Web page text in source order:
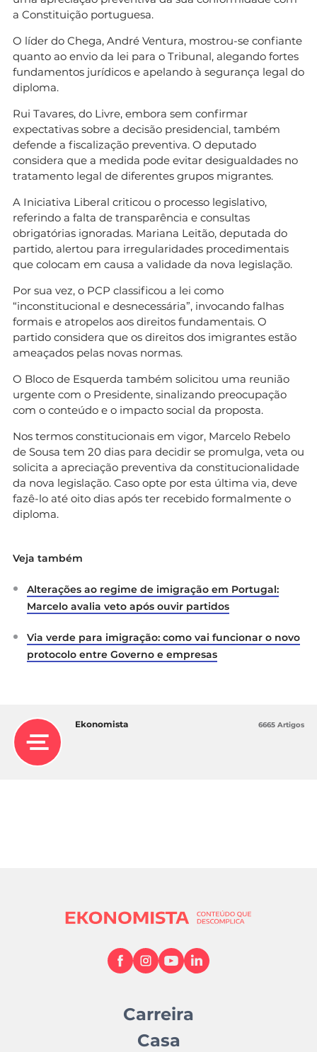
a Constituição portuguesa.
O líder do Chega, André Ventura, mostrou-se confiante
quanto ao envio da lei para o Tribunal, alegando fortes
fundamentos jurídicos e apelando à segurança legal do
diploma.
Rui Tavares, do Livre, embora sem confirmar
expectativas sobre a decisão presidencial, também
defende a fiscalização preventiva. O deputado
considera que a medida pode evitar desigualdades no
tratamento legal de diferentes grupos migrantes.
A Iniciativa Liberal criticou o processo legislativo,
referindo a falta de transparência e consultas
obrigatórias ignoradas. Mariana Leitão, deputada do
partido, alertou para irregularidades procedimentais
que colocam em causa a validade da nova legislação.
Por sua vez, o PCP classificou a lei como
“inconstitucional e desnecessária”, invocando falhas
formais e atropelos aos direitos fundamentais. O
partido considera que os direitos dos imigrantes estão
ameaçados pelas novas normas.
O Bloco de Esquerda também solicitou uma reunião
urgente com o Presidente, sinalizando preocupação
com o conteúdo e o impacto social da proposta.
Nos termos constitucionais em vigor, Marcelo Rebelo
de Sousa tem 20 dias para decidir se promulga, veta ou
solicita a apreciação preventiva da constitucionalidade
da nova legislação. Caso opte por esta última via, deve
fazê-lo até oito dias após ter recebido formalmente o
diploma.
Veja também
Alterações ao regime de imigração em Portugal:
Marcelo avalia veto após ouvir partidos
Via verde para imigração: como vai funcionar o novo
protocolo entre Governo e empresas
Ekonomista 6665 Artigos
Carreira
Casa